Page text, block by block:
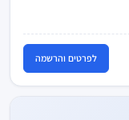
לפרטים והרשמה